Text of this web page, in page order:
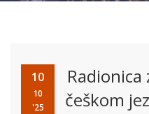
10
10
'25
Radionica
češkom